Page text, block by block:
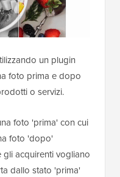
un plugin
foto prima e dopo
o servizi.
foto 'prima' con cui
foto 'dopo'
gli acquirenti vogliano
dallo stato 'prima'